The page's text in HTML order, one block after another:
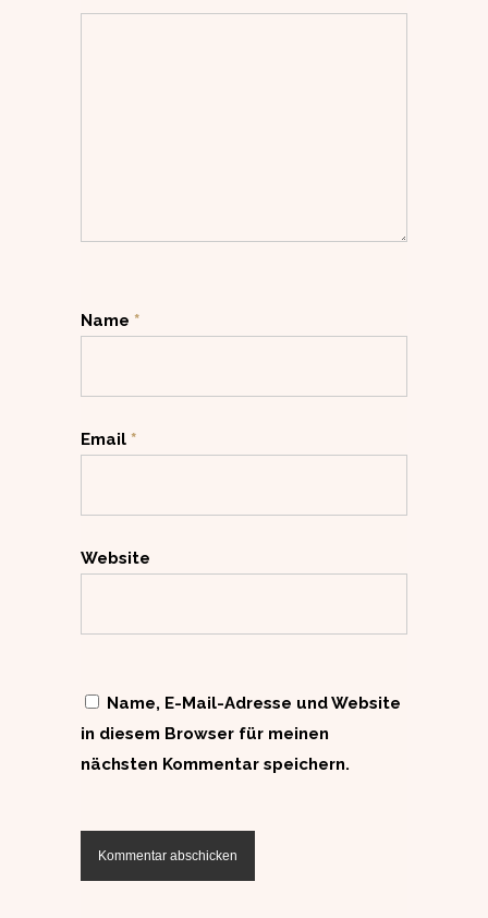
Name *
Email *
Website
Name, E-Mail-Adresse und Website
in diesem Browser für meinen
nächsten Kommentar speichern.